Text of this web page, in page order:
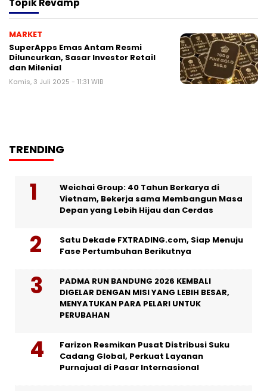
TopikRevamp
MARKET
SuperApps Emas Antam Resmi
Diluncurkan, Sasar Investor Retail
dan Milenial
Kamis, 3 Juli 2025 - 11:31 WIB
TRENDING
Weichai Group: 40 Tahun Berkarya di
Vietnam, Bekerja sama Membangun Masa
Depan yang Lebih Hijau dan Cerdas
Satu Dekade FXTRADING.com, Siap Menuju
Fase Pertumbuhan Berikutnya
PADMA RUN BANDUNG 2026 KEMBALI
DIGELAR DENGAN MISI YANG LEBIH BESAR,
MENYATUKAN PARA PELARI UNTUK
PERUBAHAN
Farizon Resmikan Pusat Distribusi Suku
Cadang Global, Perkuat Layanan
Purnajual di Pasar Internasional